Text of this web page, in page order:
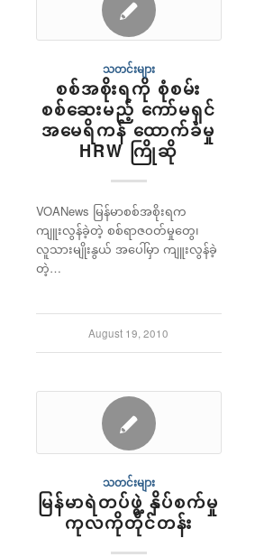
သတင်းများ
စစ်အစိုးရကို စုံစမ်း
စစ်ဆေးမည့် ကော်မရှင်
အမေရိကန် ထောက်ခံမှု
HRW ကြိုဆို
VOANews မြန်မာစစ်အစိုးရက
ကျူးလွန်ခဲ့တဲ့ စစ်ရာဇဝတ်မှုတွေ၊
လူသားမျိုးနွယ် အပေါ်မှာ ကျူးလွန်ခဲ့
တဲ့…
August 19, 2010
သတင်းများ
မြန်မာရဲတပ်ဖွဲ့ နှိပ်စက်မှု
ကုလကိုတိုင်တန်း